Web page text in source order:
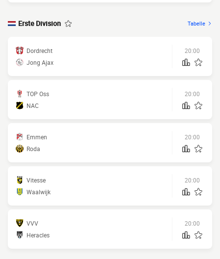
Erste Division Tabelle
Dordrecht
Jong Ajax
20:00
TOP Oss
NAC
20:00
Emmen
Roda
20:00
Vitesse
Waalwijk
20:00
VVV
Heracles
20:00